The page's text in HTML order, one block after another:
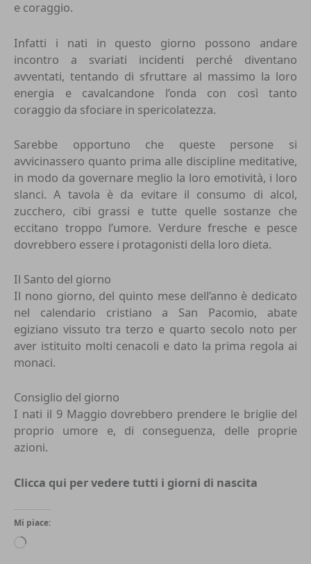
e coraggio.
Infatti i nati in questo giorno possono andare
incontro a svariati incidenti perché diventano
avventati, tentando di sfruttare al massimo la loro
energia e cavalcandone l’onda con così tanto
coraggio da sfociare in spericolatezza.
Sarebbe opportuno che queste persone si
avvicinassero quanto prima alle discipline meditative,
in modo da governare meglio la loro emotività, i loro
slanci. A tavola è da evitare il consumo di alcol,
zucchero, cibi grassi e tutte quelle sostanze che
eccitano troppo l’umore. Verdure fresche e pesce
dovrebbero essere i protagonisti della loro dieta.
Il Santo del giorno
Il nono giorno, del quinto mese dell’anno è dedicato
nel calendario cristiano a San Pacomio, abate
egiziano vissuto tra terzo e quarto secolo noto per
aver istituito molti cenacoli e dato la prima regola ai
monaci.
Consiglio del giorno
I nati il 9 Maggio dovrebbero prendere le briglie del
proprio umore e, di conseguenza, delle proprie
azioni.
Clicca qui per vedere tutti i giorni di nascita
Mi piace:
Caricamento